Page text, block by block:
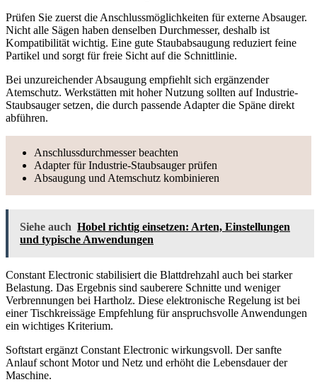
Prüfen Sie zuerst die Anschlussmöglichkeiten für externe Absauger.
Nicht alle Sägen haben denselben Durchmesser, deshalb ist
Kompatibilität wichtig. Eine gute Staubabsaugung reduziert feine
Partikel und sorgt für freie Sicht auf die Schnittlinie.
Bei unzureichender Absaugung empfiehlt sich ergänzender
Atemschutz. Werkstätten mit hoher Nutzung sollten auf Industrie-
Staubsauger setzen, die durch passende Adapter die Späne direkt
abführen.
Anschlussdurchmesser beachten
Adapter für Industrie-Staubsauger prüfen
Absaugung und Atemschutz kombinieren
Siehe auch Hobel richtig einsetzen: Arten, Einstellungen
und typische Anwendungen
Constant Electronic stabilisiert die Blattdrehzahl auch bei starker
Belastung. Das Ergebnis sind sauberere Schnitte und weniger
Verbrennungen bei Hartholz. Diese elektronische Regelung ist bei
einer Tischkreissäge Empfehlung für anspruchsvolle Anwendungen
ein wichtiges Kriterium.
Softstart ergänzt Constant Electronic wirkungsvoll. Der sanfte
Anlauf schont Motor und Netz und erhöht die Lebensdauer der
Maschine.